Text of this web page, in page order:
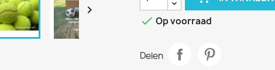

 Op voorraad
Delen